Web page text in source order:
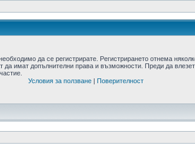
да се регистрирате. Регистрирането отнема
да имат допълнителни права и възможности. Преди да
Условия за ползване | Поверителност